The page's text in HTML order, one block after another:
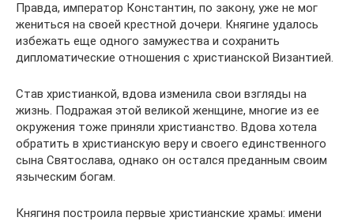
Правда, император Константин, по закону, уже не мог
жениться на своей крестной дочери. Княгине удалось
избежать еще одного замужества и сохранить
дипломатические отношения с христианской Византией.
Став христианкой, вдова изменила свои взгляды на
жизнь. Подражая этой великой женщине, многие из ее
окружения тоже приняли христианство. Вдова хотела
обратить в христианскую веру и своего единственного
сына Святослава, однако он остался преданным своим
языческим богам.
Княгиня построила первые христианские храмы: имени